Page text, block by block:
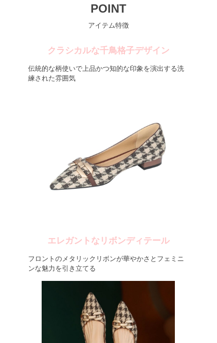
POINT
アイテム特徴
クラシカルな千鳥格子デザイン
伝統的な柄使いで上品かつ知的な印象を演出する洗
練された雰囲気
エレガントなリボンディテール
フロントのメタリックリボンが華やかさとフェミニ
ンな魅力を引き立てる